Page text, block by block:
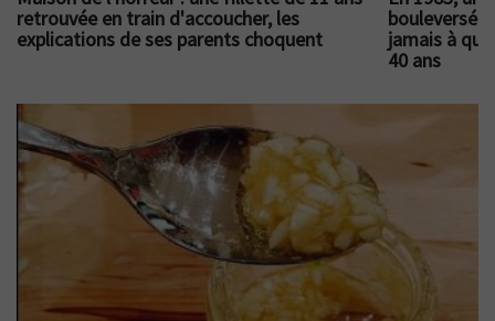
retrouvée en train d'accoucher, les
explications de ses parents choquent
bouleversé
jamais à
40 ans